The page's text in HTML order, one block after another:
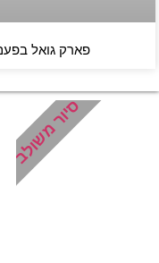
פארק גואל
סיור משולב